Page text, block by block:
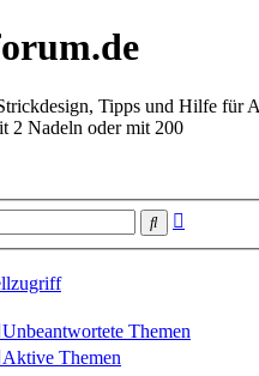
Tipps und Hilfe für
2 Nadeln oder mit 200
Suche
Unbeantwortete Themen
Aktive Themen